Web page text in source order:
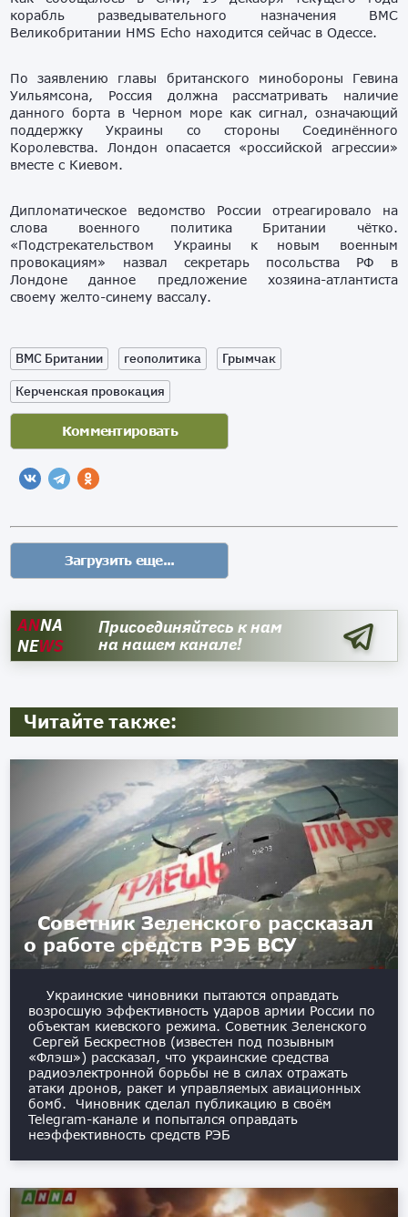
корабль разведывательного назначения ВМС
Великобритании HMS Echo находится сейчас в Одессе.
По заявлению главы британского минобороны Гевина
Уильямсона, Россия должна рассматривать наличие
данного борта в Черном море как сигнал, означающий
поддержку Украины со стороны Соединённого
Королевства. Лондон опасается «российской агрессии»
вместе с Киевом.
Дипломатическое ведомство России отреагировало на
слова военного политика Британии чётко.
«Подстрекательством Украины к новым военным
провокациям» назвал секретарь посольства РФ в
Лондоне данное предложение хозяина-атлантиста
своему желто-синему вассалу.
ВМС Британии геополитика
Грымчак
Керченская провокация
ANNA
NEWS
Присоединяйтесь к нам
на нашем канале!
Читайте также:
Советник Зеленского рассказал
о работе средств РЭБ ВСУ
Украинские чиновники пытаются оправдать
возросшую эффективность ударов армии России по
объектам киевского режима. Советник Зеленского
Сергей Бескрестнов (известен под позывным
«Флэш») рассказал, что украинские средства
радиоэлектронной борьбы не в силах отражать
атаки дронов, ракет и управляемых авиационных
бомб. Чиновник сделал публикацию в своём
Telegram-канале и попытался оправдать
неэффективность средств РЭБ